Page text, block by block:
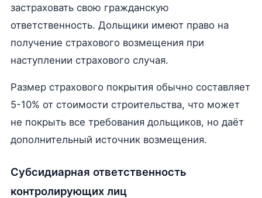
застраховать свою гражданскую
ответственность. Дольщики имеют право на
получение страхового возмещения при
наступлении страхового случая.
Размер страхового покрытия обычно составляет
5-10% от стоимости строительства, что может
не покрыть все требования дольщиков, но даёт
дополнительный источник возмещения.
Субсидиарная ответственность
контролирующих лиц